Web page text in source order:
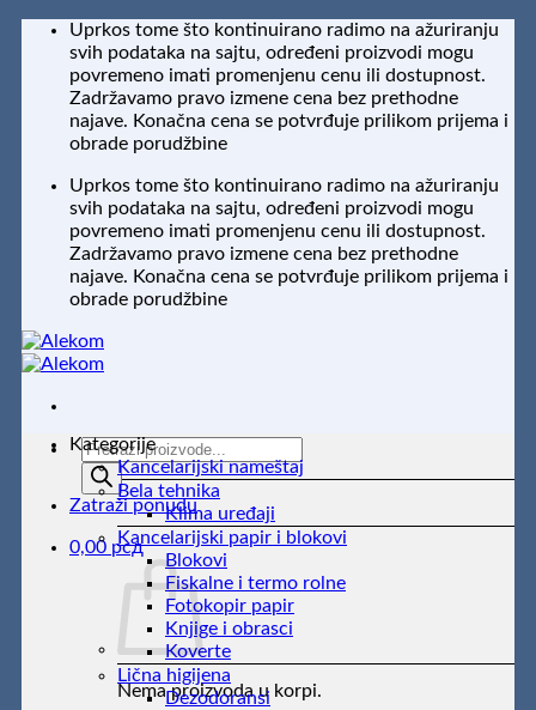
Preskoči
sadržaj
Uprkos tome što kontinuirano radimo na ažuriranju
svih podataka na sajtu, određeni proizvodi mogu
povremeno imati promenjenu cenu ili dostupnost.
Zadržavamo pravo izmene cena bez prethodne
najave. Konačna cena se potvrđuje prilikom prijema i
obrade porudžbine
Uprkos tome što kontinuirano radimo na ažuriranju
svih podataka na sajtu, određeni proizvodi mogu
povremeno imati promenjenu cenu ili dostupnost.
Zadržavamo pravo izmene cena bez prethodne
najave. Konačna cena se potvrđuje prilikom prijema i
obrade porudžbine
Products
search
Zatraži ponudu
0,00 рсд
Nema proizvoda u korpi.
Kategorije
Kancelarijski nameštaj
Bela tehnika
Klima uređaji
Kancelarijski papir i blokovi
Blokovi
Fiskalne i termo rolne
Fotokopir papir
Knjige i obrasci
Koverte
Lična higijena
Dezodoransi